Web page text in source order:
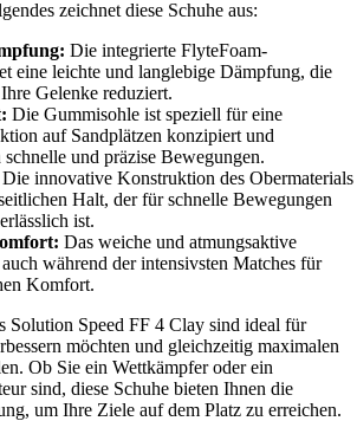
zeichnet diese Schuhe aus:
Die integrierte FlyteFoam-
eine leichte und langlebige Dämpfung, die
Gelenke reduziert.
Die Gummisohle ist speziell für eine
auf Sandplätzen konzipiert und
und präzise Bewegungen.
Die innovative Konstruktion des Obermaterials
Halt, der für schnelle Bewegungen
ist.
Das weiche und atmungsaktive
während der intensivsten Matches für
Komfort.
Solution Speed FF 4 Clay sind ideal für
möchten und gleichzeitig maximalen
Ob Sie ein Wettkämpfer oder ein
sind, diese Schuhe bieten Ihnen die
um Ihre Ziele auf dem Platz zu erreichen.